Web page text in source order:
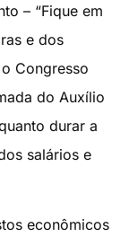
– “Fique em
e dos
Congresso
do Auxílio
durar a
salários e
econômicos